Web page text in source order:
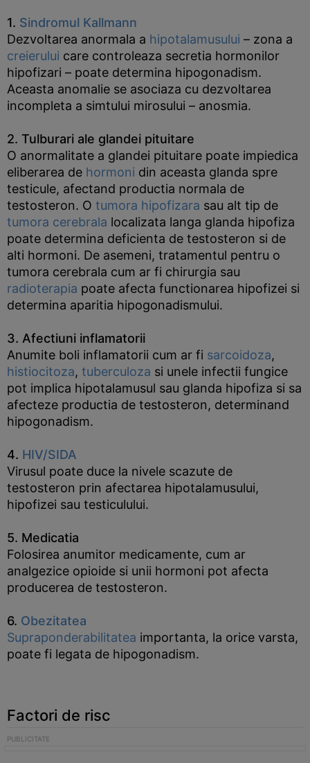
1. Sindromul Kallmann
Dezvoltarea anormala a hipotalamusului – zona a
creierului care controleaza secretia hormonilor
hipofizari – poate determina hipogonadism.
Aceasta anomalie se asociaza cu dezvoltarea
incompleta a simtului mirosului – anosmia.
2. Tulburari ale glandei pituitare
O anormalitate a glandei pituitare poate impiedica
eliberarea de hormoni din aceasta glanda spre
testicule, afectand productia normala de
testosteron. O tumora hipofizara sau alt tip de
tumora cerebrala localizata langa glanda hipofiza
poate determina deficienta de testosteron si de
alti hormoni. De asemeni, tratamentul pentru o
tumora cerebrala cum ar fi chirurgia sau
radioterapia poate afecta functionarea hipofizei si
determina aparitia hipogonadismului.
3. Afectiuni inflamatorii
Anumite boli inflamatorii cum ar fi sarcoidoza,
histiocitoza, tuberculoza si unele infectii fungice
pot implica hipotalamusul sau glanda hipofiza si sa
afecteze productia de testosteron, determinand
hipogonadism.
4. HIV/SIDA
Virusul poate duce la nivele scazute de
testosteron prin afectarea hipotalamusului,
hipofizei sau testiculului.
5. Medicatia
Folosirea anumitor medicamente, cum ar
analgezice opioide si unii hormoni pot afecta
producerea de testosteron.
6. Obezitatea
Supraponderabilitatea importanta, la orice varsta,
poate fi legata de hipogonadism.
Factori de risc